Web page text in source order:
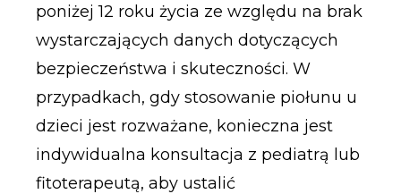
poniżej 12 roku życia ze względu na brak
wystarczających danych dotyczących
bezpieczeństwa i skuteczności. W
przypadkach, gdy stosowanie piołunu u
dzieci jest rozważane, konieczna jest
indywidualna konsultacja z pediatrą lub
fitoterapeutą, aby ustalić